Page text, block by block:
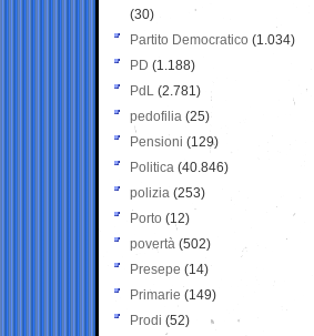
(30)
Partito Democratico (1.034)
PD (1.188)
PdL (2.781)
pedofilia (25)
Pensioni (129)
Politica (40.846)
polizia (253)
Porto (12)
povertà (502)
Presepe (14)
Primarie (149)
Prodi (52)